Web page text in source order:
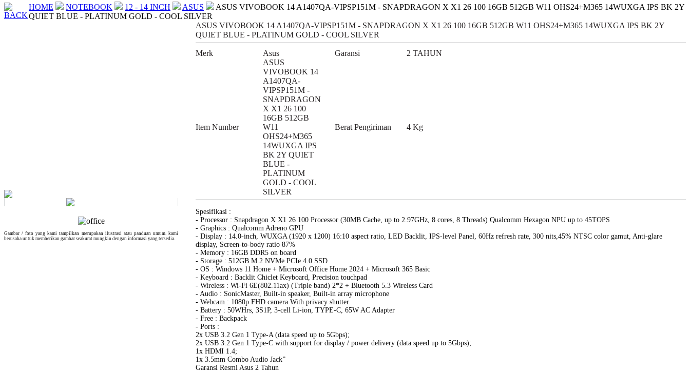
BACK
HOME NOTEBOOK 12 - 14 INCH ASUS
ASUS VIVOBOOK 14 A1407QA-VIPSP151M - SNAPDRAGON X X1 26 100 16GB 512GB W11 OHS24+M365 14WUXGA IPS BK 2Y
QUIET BLUE - PLATINUM GOLD - COOL SILVER
Gambar / foto yang kami tampilkan merupakan ilustrasi atau panduan umum. kami
berusaha untuk memberikan gambar seakurat mungkin dengan informasi yang tersedia.
ASUS VIVOBOOK 14 A1407QA-VIPSP151M - SNAPDRAGON X X1 26 100 16GB 512GB W11 OHS24+M365 14WUXGA IPS BK 2Y
QUIET BLUE - PLATINUM GOLD - COOL SILVER
Merk Asus Garansi 2 TAHUN
Item Number
ASUS
VIVOBOOK 14
A1407QA-
VIPSP151M -
SNAPDRAGON
X X1 26 100
16GB 512GB
W11
OHS24+M365
14WUXGA IPS
BK 2Y QUIET
BLUE -
PLATINUM
GOLD - COOL
SILVER
Berat Pengiriman 4 Kg
Spesifikasi :
- Processor : Snapdragon X X1 26 100 Processor (30MB Cache, up to 2.97GHz, 8 cores, 8 Threads) Qualcomm Hexagon NPU up to 45TOPS
- Graphics : Qualcomm Adreno GPU
- Display : 14.0-inch, WUXGA (1920 x 1200) 16:10 aspect ratio, LED Backlit, IPS-level Panel, 60Hz refresh rate, 300 nits,45% NTSC color gamut, Anti-glare
display, Screen-to-body ratio 87%
- Memory : 16GB DDR5 on board
- Storage : 512GB M.2 NVMe PCIe 4.0 SSD
- OS : Windows 11 Home + Microsoft Office Home 2024 + Microsoft 365 Basic
- Keyboard : Backlit Chiclet Keyboard, Precision touchpad
- Wireless : Wi-Fi 6E(802.11ax) (Triple band) 2*2 + Bluetooth 5.3 Wireless Card
- Audio : SonicMaster, Built-in speaker, Built-in array microphone
- Webcam : 1080p FHD camera With privacy shutter
- Battery : 50WHrs, 3S1P, 3-cell Li-ion, TYPE-C, 65W AC Adapter
- Free : Backpack
- Ports :
2x USB 3.2 Gen 1 Type-A (data speed up to 5Gbps);
2x USB 3.2 Gen 1 Type-C with support for display / power delivery (data speed up to 5Gbps);
1x HDMI 1.4;
1x 3.5mm Combo Audio Jack”
Garansi Resmi Asus 2 Tahun